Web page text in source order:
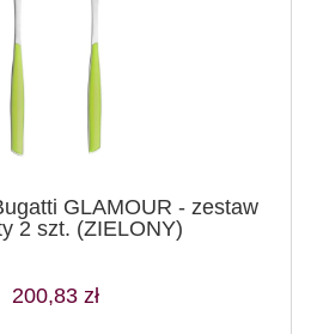
GLAMOUR - zestaw
2 szt. (ZIELONY)
200,83 zł